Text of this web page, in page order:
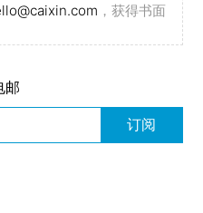
，获得书面
邮
订阅